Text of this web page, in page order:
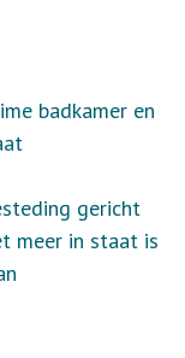
badkamer en
gericht
meer in staat is